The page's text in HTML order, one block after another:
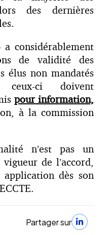
des dernières
considérablement
de validité des
élus non mandatés
ceux-ci doivent
pour information,
à la commission
n’est pas un
de l’accord,
dès son
Partager sur